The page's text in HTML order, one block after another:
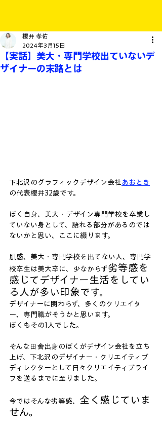
【実話】美大・専門学校出ていないデ
ザイナーの末路とは
櫻井 孝佑
2024年3月15日
下北沢のグラフィックデザイン会社 あおとき
の代表櫻井32歳です。
ぼく自身、美大・デザイン専門学校を卒業し
ていない身として、語れる部分があるのでは
ないかと思い、ここに綴ります。
肌感、美大・専門学校を出てない人、専門学
校卒生は美大卒に、少なからず劣等感を
感じてデザイナー生活をしてい
る人が多い印象です。
デザイナーに関わらず、多くのクリエイタ
ー、専門職がそうかと思います。
ぼくもその1人でした。
そんな田舎出身のぼくがデザイン会社を立ち
上げ、下北沢のデザイナー・クリエイティブ
ディレクターとして日々クリエイティブライ
フを送るまでに至りました。
今ではそんな劣等感、 全く感じていま
せん。